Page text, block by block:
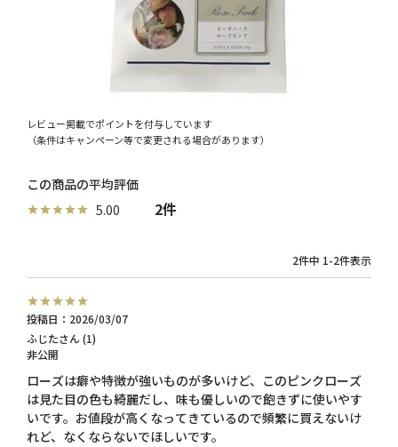
レビュー掲載でポイントを付与しています
（条件はキャンペーン等で変更される場合があります）
5.00 2
2件中 1-2件表示
ふじた
1
非公開
投稿日 2026/03/07
ローズは癖や特徴が強いものが多いけど、このピンクローズ
は見た目の色も綺麗だし、味も優しいので飽きずに使いやす
いです。お値段が高くなってきているので頻繁に買えないけ
れど、なくならないでほしいです。